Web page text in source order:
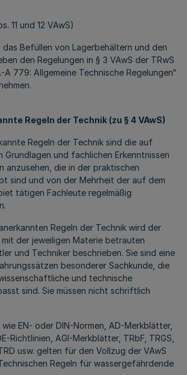
11 und 12 VAwS)
Befüllen von Lagerbehältern und den
den Regelungen in § 3 VAwS der TRwS
A 779: Allgemeine Technische Regelungen“
Regeln der Technik (zu § 4 VAwS)
Regeln der Technik sind die auf
Grundlagen und fachlichen Erkenntnissen
anzusehen, die in der praktischen
sind und von der Mehrheit der auf dem
tätigen Fachleute regelmäßig
Regeln der Technik wird der
der jeweiligen Materie betrauten
und Techniker beschrieben. Sie sind eine
besonderer Sachkunde, die
und technische
sind. Sie müssen nicht schriftlich
EN- oder DIN-Normen, AD-Merkblätter,
Richtlinien, AGI-Merkblätter, TRbF, TRGS,
usw. gelten für den Vollzug der VAwS
Regeln für wassergefährdende